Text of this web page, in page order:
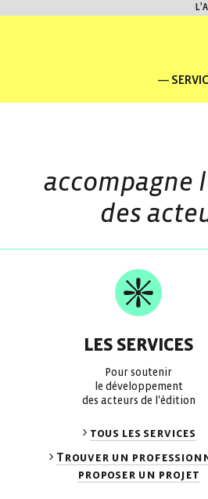
accompagne
des
LES SERVICES
Pour soutenir
le développement
des acteurs de l'édition
tous les services
Trouver un
proposer un projet